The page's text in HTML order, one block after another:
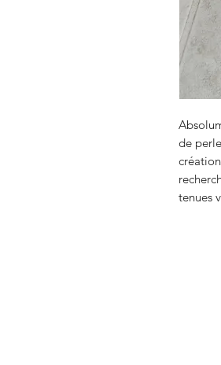
de
tenues